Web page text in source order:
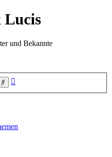
Lucis
und Bekannte
Suche